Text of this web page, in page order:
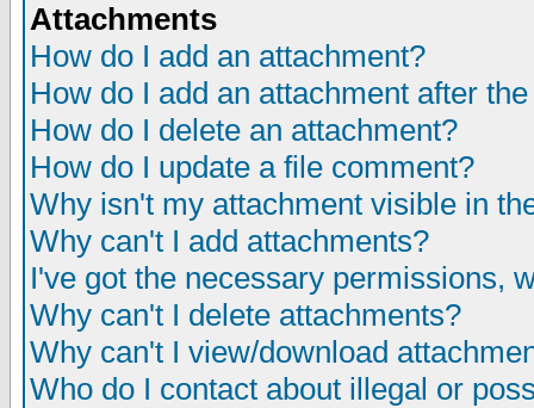
Attachments
How do I add an attachment?
How do I add an attachment after
How do I delete an attachment?
How do I update a file comment?
Why isn't my attachment visible in
Why can't I add attachments?
I've got the necessary permissions,
Why can't I delete attachments?
Why can't I view/download
Who do I contact about illegal or